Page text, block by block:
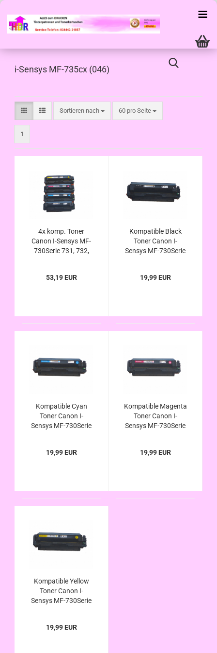
i-Sensys MF-735cx (046)
Sortieren nach
Sortieren nach 60 pro Seite
pro Seite
1
4x komp. Toner
Canon I-Sensys MF-
730Serie 731, 732,
Canon 046H / 046
53,19 EUR
Kompatible Black
Toner Canon I-
Sensys MF-730Serie
ersetzt Canon 046H
19,99 EUR
Kompatible Cyan
Toner Canon I-
Sensys MF-730Serie
ersetzt Canon 046H
19,99 EUR
Kompatible Magenta
Toner Canon I-
Sensys MF-730Serie
ersetzt Canon 046H
19,99 EUR
Kompatible Yellow
Toner Canon I-
Sensys MF-730Serie
ersetzt Canon 046H
19,99 EUR